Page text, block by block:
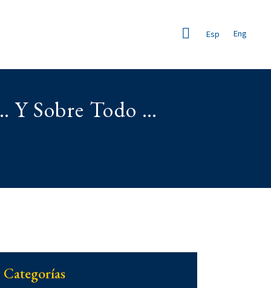
Esp Eng
Y Sobre Todo …
Categorías